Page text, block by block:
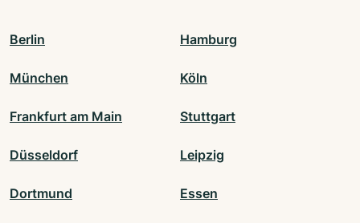
Berlin Hamburg
München Köln
Frankfurt am Main Stuttgart
Düsseldorf Leipzig
Dortmund Essen